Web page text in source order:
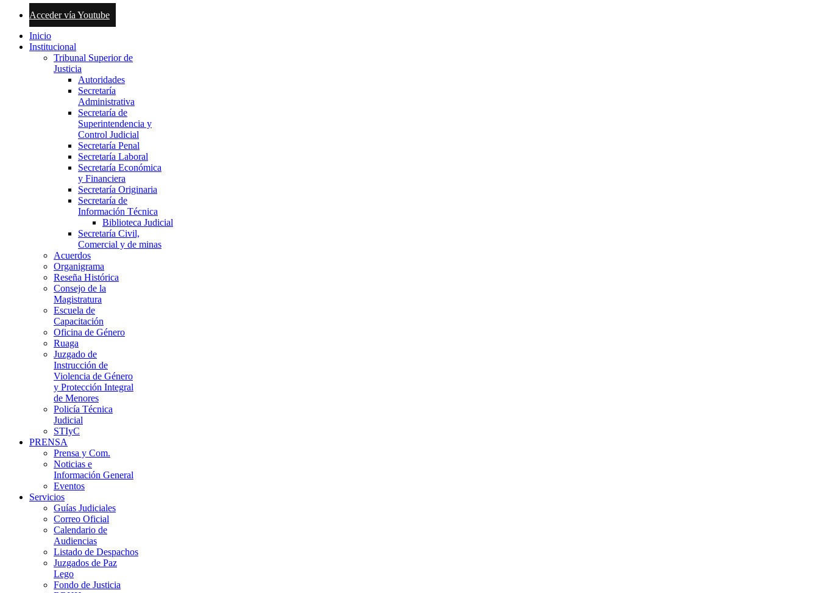
Acceder vía Youtube
Inicio
Institucional
Tribunal Superior de
Justicia
Autoridades
Secretaría
Administrativa
Secretaría de
Superintendencia y
Control Judicial
Secretaría Penal
Secretaría Laboral
Secretaría Económica
y Financiera
Secretaría Originaria
Secretaría de
Información Técnica
Biblioteca Judicial
Secretaría Civil,
Comercial y de minas
Acuerdos
Organigrama
Reseña Histórica
Consejo de la
Magistratura
Escuela de
Capacitación
Oficina de Género
Ruaga
Juzgado de
Instrucción de
Violencia de Género
y Protección Integral
de Menores
Policía Técnica
Judicial
STIyC
PRENSA
Prensa y Com.
Noticias e
Información General
Eventos
Servicios
Guías Judiciales
Correo Oficial
Calendario de
Audiencias
Listado de Despachos
Juzgados de Paz
Lego
Fondo de Justicia